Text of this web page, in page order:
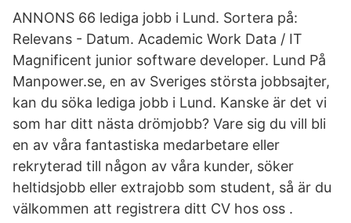
ANNONS 66 lediga jobb i Lund. Sortera på:
Relevans - Datum. Academic Work Data / IT
Magnificent junior software developer. Lund På
Manpower.se, en av Sveriges största jobbsajter,
kan du söka lediga jobb i Lund. Kanske är det vi
som har ditt nästa drömjobb? Vare sig du vill bli
en av våra fantastiska medarbetare eller
rekryterad till någon av våra kunder, söker
heltidsjobb eller extrajobb som student, så är du
välkommen att registrera ditt CV hos oss .